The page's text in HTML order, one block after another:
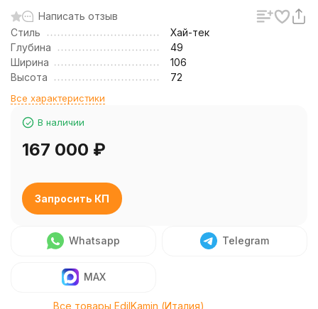
Написать отзыв
Стиль
Хай-тек
Глубина
49
Ширина
106
Высота
72
Все характеристики
В наличии
167 000 ₽
Запросить КП
Whatsapp Telegram
MAX
Все товары EdilKamin (Италия)